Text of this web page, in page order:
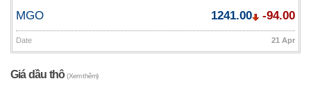
MGO
1241.00 -94.00
Date 21 Apr
Giá dầu thô(Xem thêm)